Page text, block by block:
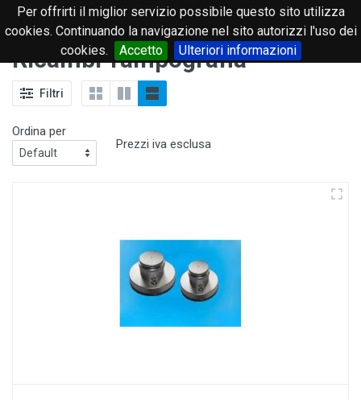
Per offrirti il miglior servizio possibile questo sito utilizza
cookies. Continuando la navigazione nel sito autorizzi l'uso dei
cookies.
Accetto Ulteriori informazioni
0
Ricambi Tampografia
Filtri
Ordina per
Prezzi iva esclusa